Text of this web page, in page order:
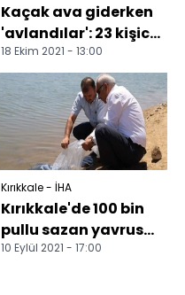
Kaçak ava giderken
'avlandılar': 23 kişice
ceza yağdı
18 Ekim 2021 - 13:00
Kırıkkale - İHA
Kırıkkale'de 100 bin
pullu sazan yavrusu
gölete bırakıldı
10 Eylül 2021 - 17:00